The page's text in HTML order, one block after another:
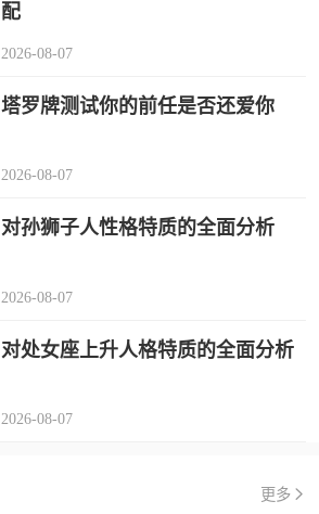
配
2026-08-07
塔罗牌测试你的前任是否还爱你
2026-08-07
对孙狮子人性格特质的全面分析
2026-08-07
对处女座上升人格特质的全面分析
2026-08-07
更多